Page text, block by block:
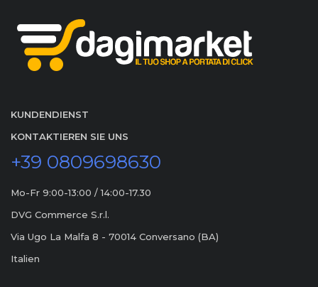
KUNDENDIENST
KONTAKTIEREN SIE UNS
+39 0809698630
Mo-Fr 9:00-13:00 / 14:00-17.30
DVG Commerce S.r.l.
Via Ugo La Malfa 8 - 70014 Conversano (BA)
Italien